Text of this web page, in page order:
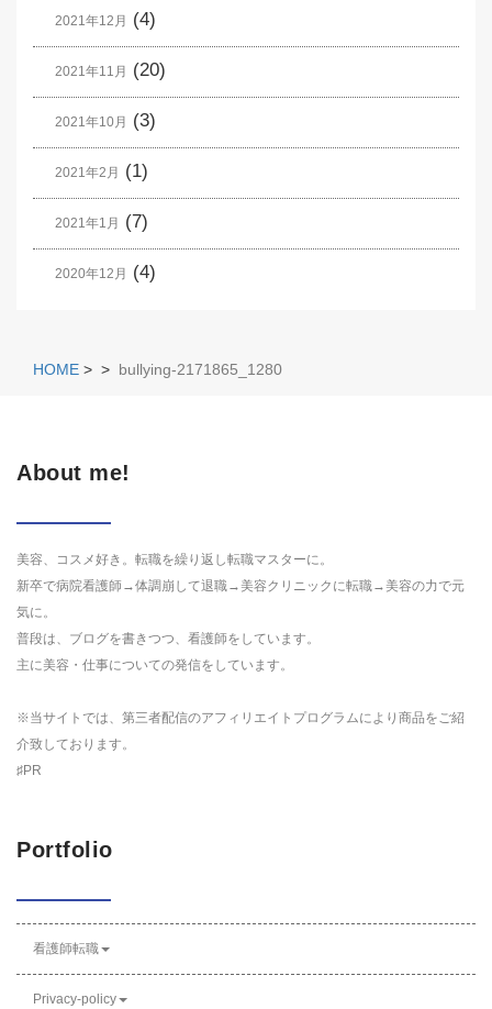
2021年12月 (4)
2021年11月 (20)
2021年10月 (3)
2021年2月 (1)
2021年1月 (7)
2020年12月 (4)
HOME > > bullying-2171865_1280
About me!
美容、コスメ好き。転職を繰り返し転職マスターに。
新卒で病院看護師→体調崩して退職→美容クリニックに転職→美容の力で元
気に。
普段は、ブログを書きつつ、看護師をしています。
主に美容・仕事についての発信をしています。
※当サイトでは、第三者配信のアフィリエイトプログラムにより商品をご紹
介致しております。
♯PR
Portfolio
看護師転職
Privacy-policy